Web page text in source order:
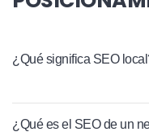
¿Qué significa SEO
¿Qué es el SEO de un